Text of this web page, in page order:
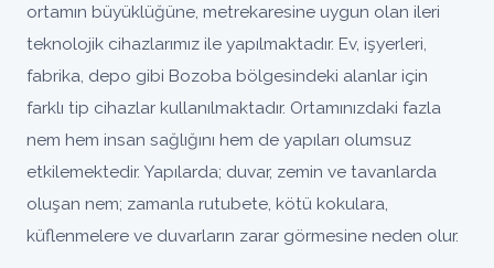
ortamın büyüklüğüne, metrekaresine uygun olan ileri
teknolojik cihazlarımız ile yapılmaktadır. Ev, işyerleri,
fabrika, depo gibi Bozoba bölgesindeki alanlar için
farklı tip cihazlar kullanılmaktadır. Ortamınızdaki fazla
nem hem insan sağlığını hem de yapıları olumsuz
etkilemektedir. Yapılarda; duvar, zemin ve tavanlarda
oluşan nem; zamanla rutubete, kötü kokulara,
küflenmelere ve duvarların zarar görmesine neden olur.